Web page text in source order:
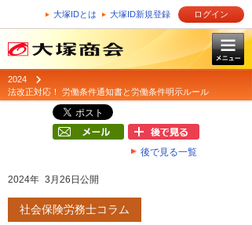
大塚IDとは 大塚ID新規登録 ログイン
2024
法改正対応！ 労働条件通知書と労働条件明示ルール
後で見る一覧
2024年 3月26日公開
社会保険労務士コラム